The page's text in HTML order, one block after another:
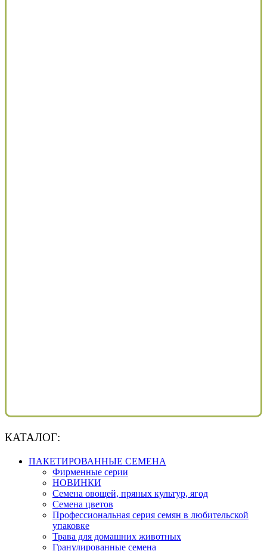
КАТАЛОГ:
ПАКЕТИРОВАННЫЕ СЕМЕНА
Фирменные серии
НОВИНКИ
Семена овощей, пряных культур, ягод
Семена цветов
Профессиональная серия семян в любительской
упаковке
Трава для домашних животных
Гранулированные семена